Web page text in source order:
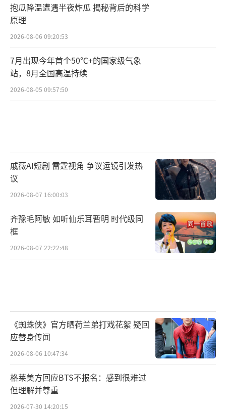
抱瓜降温遭遇半夜炸瓜 揭秘背后的科学
原理
2026-08-06 09:20:53
7月出现今年首个50℃+的国家级气象
站，8月全国高温持续
2026-08-05 09:57:50
戚薇AI短剧 雷霆视角 争议运镜引发热
议
2026-08-07 16:00:03
齐豫毛阿敏 如听仙乐耳暂明 时代级同
框
2026-08-07 22:22:48
《蜘蛛侠》官方晒荷兰弟打戏花絮 疑回
应替身传闻
2026-08-06 10:47:34
格莱美方回应BTS不报名：感到很难过
但理解并尊重
2026-07-30 14:20:15